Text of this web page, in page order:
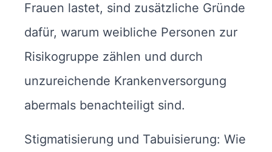
Frauen lastet, sind zusätzliche Gründe
dafür, warum weibliche Personen zur
Risikogruppe zählen und durch
unzureichende Krankenversorgung
abermals benachteiligt sind.
Stigmatisierung und Tabuisierung: Wie